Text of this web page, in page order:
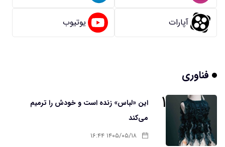
آپارات یوتیوب
فناوری
۱
این «لباس» زنده است و خودش را ترمیم
می‌کند
۱۴۰۵/۰۵/۱۸ ۱۶:۴۴